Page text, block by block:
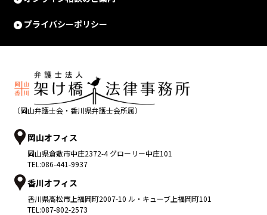
プライバシーポリシー
（岡山弁護士会・香川県弁護士会所属）
岡山オフィス
岡山県倉敷市中庄2372-4 グローリー中庄101
TEL:086-441-9937
香川オフィス
香川県高松市 上福岡町2007-10 ル・キューブ上福岡町101
TEL:087-802-2573